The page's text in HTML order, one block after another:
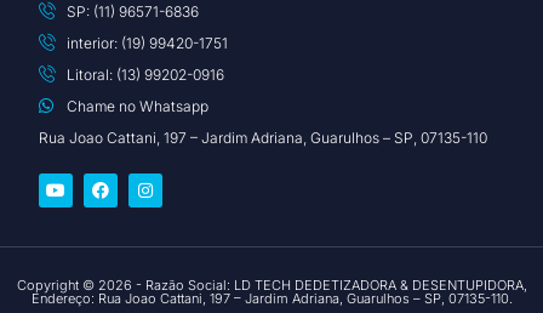
SP: (11) 96571-6836
interior: (19) 99420-1751
Litoral: (13) 99202-0916
Chame no Whatsapp
Rua Joao Cattani, 197 – Jardim Adriana, Guarulhos – SP, 07135-110
Copyright © 2026 - Razão Social: LD TECH DEDETIZADORA & DESENTUPIDORA,
Endereço: Rua Joao Cattani, 197 – Jardim Adriana, Guarulhos – SP, 07135-110.